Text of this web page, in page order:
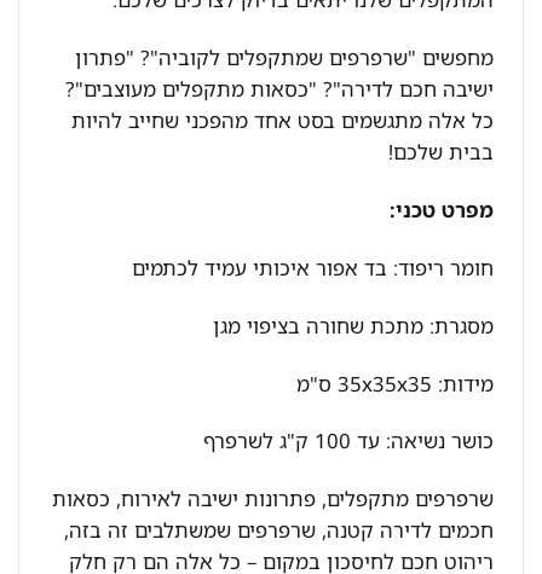
מחפשים "שרפרפים שמתקפלים לקוביה"? "פתרון
ישיבה חכם לדירה"? "כסאות מתקפלים מעוצבים"?
כל אלה מתגשמים בסט אחד מהפכני שחייב להיות
בבית שלכם!
מפרט טכני:
חומר ריפוד: בד אפור איכותי עמיד לכתמים
מסגרת: מתכת שחורה בציפוי מגן
מידות: 35x35x35 ס"מ
כושר נשיאה: עד 100 ק"ג לשרפרף
שרפרפים מתקפלים, פתרונות ישיבה לאירוח, כסאות
חכמים לדירה קטנה, שרפרפים שמשתלבים זה בזה,
ריהוט חכם לחיסכון במקום – כל אלה הם רק חלק